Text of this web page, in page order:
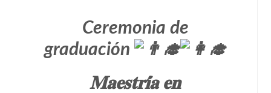
Ceremonia de
graduación
𝐌𝐚𝐞𝐬𝐭𝐫𝐢́𝐚 𝐞𝐧